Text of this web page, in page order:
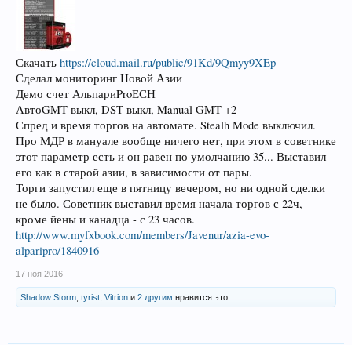
Скачать https://cloud.mail.ru/public/91Kd/9Qmyy9XEp
Сделал мониторинг Новой Азии
Демо счет АльпариProЕСН
АвтоGMT выкл, DST выкл, Manual GMT +2
Спред и время торгов на автомате. Stealh Mode выключил.
Про МДР в мануале вообще ничего нет, при этом в советнике
этот параметр есть и он равен по умолчанию 35... Выставил
его как в старой азии, в зависимости от пары.
Торги запустил еще в пятницу вечером, но ни одной сделки
не было. Советник выставил время начала торгов с 22ч,
кроме йены и канадца - с 23 часов.
http://www.myfxbook.com/members/Javenur/azia-evo-
alparipro/1840916
17 ноя 2016
Shadow Storm tyrist Vitrion и 2 другим нравится это.